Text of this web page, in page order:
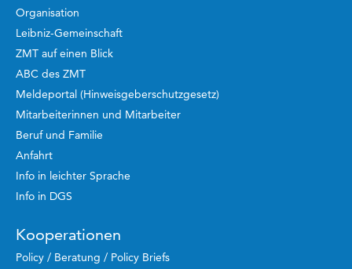
Organisation
Leibniz-Gemeinschaft
ZMT auf einen Blick
ABC des ZMT
Meldeportal (Hinweisgeberschutzgesetz)
Mitarbeiterinnen und Mitarbeiter
Beruf und Familie
Anfahrt
Info in leichter Sprache
Info in DGS
Kooperationen
Policy / Beratung / Policy Briefs